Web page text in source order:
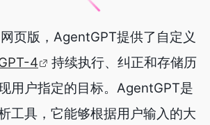
页版，AgentGPT提供了自定义
4
持续执行、纠正和存储历
用户指定的目标。AgentGPT是
工具，它能够根据用户输入的大